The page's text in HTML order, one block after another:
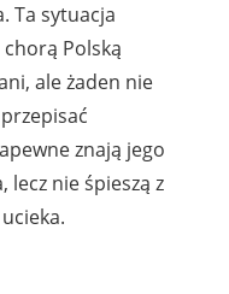
Ta sytuacja
Polską
ale żaden nie
znają jego
lecz nie śpieszą z